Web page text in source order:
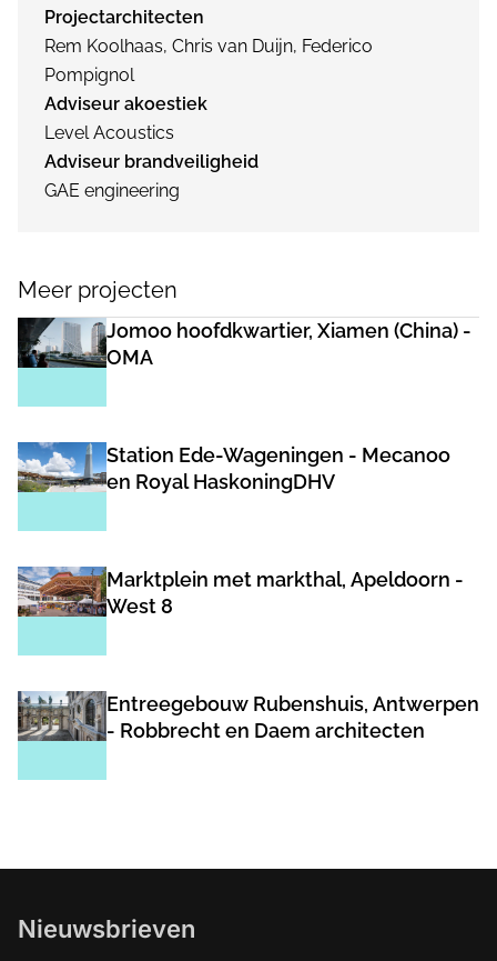
Projectarchitecten
Rem Koolhaas, Chris van Duijn, Federico
Pompignol
Adviseur akoestiek
Level Acoustics
Adviseur brandveiligheid
GAE engineering
Meer projecten
Jomoo hoofdkwartier, Xiamen (China) -
OMA
Station Ede-Wageningen - Mecanoo
en Royal HaskoningDHV
Marktplein met markthal, Apeldoorn -
West 8
Entreegebouw Rubenshuis, Antwerpen
- Robbrecht en Daem architecten
Nieuwsbrieven